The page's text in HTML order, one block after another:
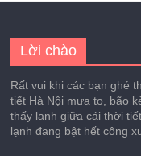
Lời chào
Rất vui khi các bạn ghé
tiết Hà Nội mưa to, bão
thấy lạnh giữa cái thời
lạnh đang bật hết công